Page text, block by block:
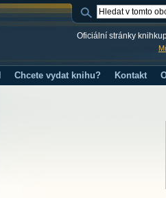
Oficiální stránky
Chcete vydat knihu? Kontakt